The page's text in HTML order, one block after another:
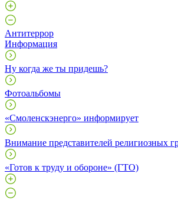
Антитеррор
Информация
Ну когда же ты придешь?
Фотоальбомы
«Смоленскэнерго» информирует
Внимание представителей религиозных
«Готов к труду и обороне» (ГТО)